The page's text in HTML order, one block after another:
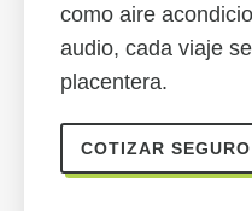
como aire
audio, cada viaje
placentera.
COTIZAR